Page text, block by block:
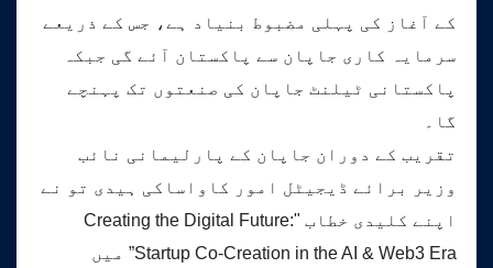
کے آغاز کی پہلی مضبوط بنیاد ہے، جس کے ذریعے
سرمایہ کاری جاپان سے پاکستان آئے گی جبکہ
پاکستانی ٹیلنٹ جاپان کی صنعتوں تک پہنچے
گا۔
تقریب کے دوران جاپان کے پارلیمانی نائب
وزیر برائے ڈیجیٹل امور کاواساکی ہیدی تو نے
اپنے کلیدی خطاب "Creating the Digital Future:
Startup Co-Creation in the AI & Web3 Era” میں